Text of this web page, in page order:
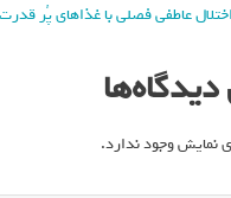
عاطفی فصلی با غذاهای پُر قدرت
نمایش وجود ندارد.